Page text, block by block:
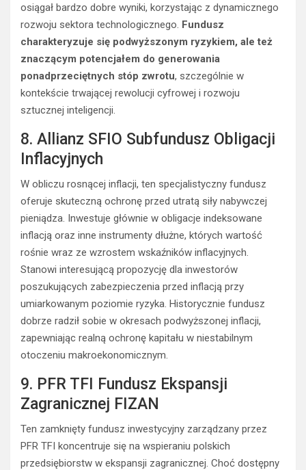
osiągał bardzo dobre wyniki, korzystając z dynamicznego
rozwoju sektora technologicznego. Fundusz
charakteryzuje się podwyższonym ryzykiem, ale też
znaczącym potencjałem do generowania
ponadprzeciętnych stóp zwrotu, szczególnie w
kontekście trwającej rewolucji cyfrowej i rozwoju
sztucznej inteligencji.
8. Allianz SFIO Subfundusz Obligacji
Inflacyjnych
W obliczu rosnącej inflacji, ten specjalistyczny fundusz
oferuje skuteczną ochronę przed utratą siły nabywczej
pieniądza. Inwestuje głównie w obligacje indeksowane
inflacją oraz inne instrumenty dłużne, których wartość
rośnie wraz ze wzrostem wskaźników inflacyjnych.
Stanowi interesującą propozycję dla inwestorów
poszukujących zabezpieczenia przed inflacją przy
umiarkowanym poziomie ryzyka. Historycznie fundusz
dobrze radził sobie w okresach podwyższonej inflacji,
zapewniając realną ochronę kapitału w niestabilnym
otoczeniu makroekonomicznym.
9. PFR TFI Fundusz Ekspansji
Zagranicznej FIZAN
Ten zamknięty fundusz inwestycyjny zarządzany przez
PFR TFI koncentruje się na wspieraniu polskich
przedsiębiorstw w ekspansji zagranicznej. Choć dostępny